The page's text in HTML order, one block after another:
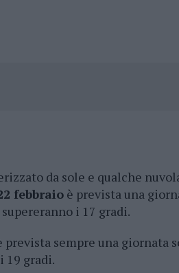
da sole e qualche
febbraio è prevista una
i 17 gradi.
prevista sempre una giornata
19 gradi.